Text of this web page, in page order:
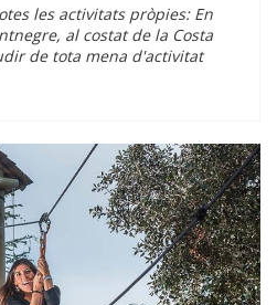
les activitats pròpies: En
al costat de la Costa
de tota mena d'activitat